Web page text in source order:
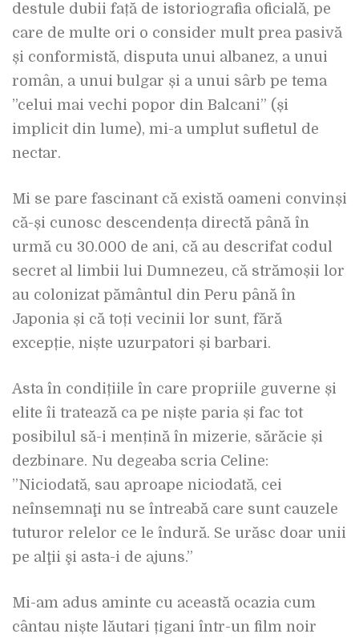
destule dubii față de istoriografia oficială, pe
care de multe ori o consider mult prea pasivă
și conformistă, disputa unui albanez, a unui
român, a unui bulgar și a unui sârb pe tema
”celui mai vechi popor din Balcani” (și
implicit din lume), mi-a umplut sufletul de
nectar.
Mi se pare fascinant că există oameni convinși
că-și cunosc descendența directă până în
urmă cu 30.000 de ani, că au descrifat codul
secret al limbii lui Dumnezeu, că strămoșii lor
au colonizat pământul din Peru până în
Japonia și că toți vecinii lor sunt, fără
excepție, niște uzurpatori și barbari.
Asta în condițiile în care propriile guverne și
elite îi tratează ca pe niște paria și fac tot
posibilul să-i mențină în mizerie, sărăcie și
dezbinare. Nu degeaba scria Celine:
”Niciodată, sau aproape niciodată, cei
neînsemnaţi nu se întreabă care sunt cauzele
tuturor relelor ce le îndură. Se urăsc doar unii
pe alţii şi asta-i de ajuns.”
Mi-am adus aminte cu această ocazia cum
cântau niște lăutari țigani într-un film noir